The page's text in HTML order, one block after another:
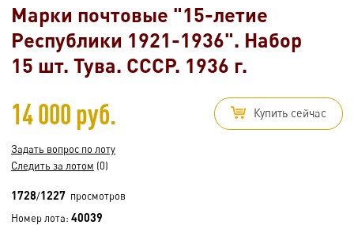
Марки почтовые "15-летие
Республики 1921-1936". Набор
15 шт. Тува. СССР. 1936 г.
14 000 руб. Купить сейчас
Задать вопрос по лоту
Следить за лотом (0)
1728/1227 просмотров
Номер лота: 40039